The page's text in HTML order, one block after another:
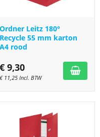
Ordner Leitz 180°
Recycle 55 mm karton
A4 rood
€ 9,30
€ 11,25 Incl. BTW